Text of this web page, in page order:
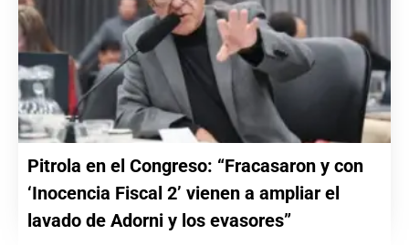
Pitrola en el Congreso: “Fracasaron y con
‘Inocencia Fiscal 2’ vienen a ampliar el
lavado de Adorni y los evasores”